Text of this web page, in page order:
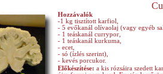
Hozzávalók
-1 kg tisztított karfiol,
- 5 evőkanál olívaolaj (vagy egyéb
- 1 teáskanál currypor,
- 1 teáskanál kurkuma,
- ecet,
- só (ízlés szerint),
- kevés porcukor.
Előkészítése: a kis rózsáira szedett